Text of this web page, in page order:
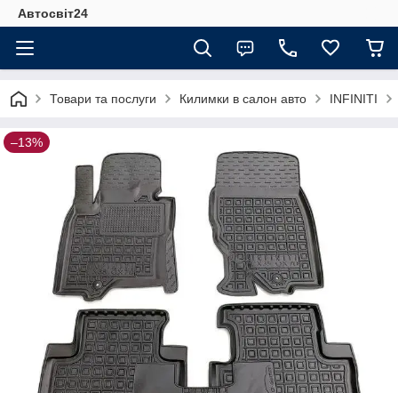
Автосвіт24
Товари та послуги Килимки в салон авто INFINITI
–13%